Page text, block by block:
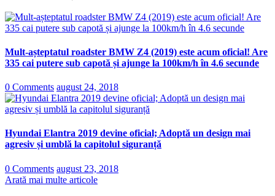
Mult-așteptatul roadster BMW Z4 (2019) este acum oficial! Are
335 cai putere sub capotă și ajunge la 100km/h în 4.6 secunde
0 Comments august 24, 2018
Hyundai Elantra 2019 devine oficial; Adoptă un design mai
agresiv și umblă la capitolul siguranță
0 Comments august 23, 2018
Arată mai multe articole